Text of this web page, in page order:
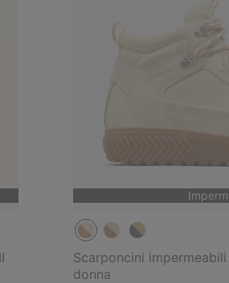
Scarponcini
donna